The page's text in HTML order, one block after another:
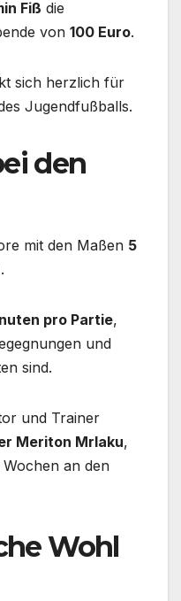
Fiß die
von 100 Euro.
sich herzlich für
Jugendfußballs.
den
mit den Maßen 5
pro Partie,
und
sind.
und Trainer
Meriton Mrlaku,
Wochen an den
Wohl